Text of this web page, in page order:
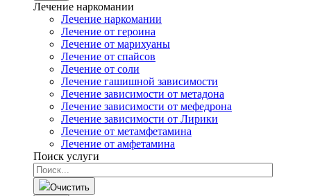
Лечение наркомании
Лечение наркомании
Лечение от героина
Лечение от марихуаны
Лечение от спайсов
Лечение от соли
Лечение гашишной зависимости
Лечение зависимости от метадона
Лечение зависимости от мефедрона
Лечение зависимости от Лирики
Лечение от метамфетамина
Лечение от амфетамина
Поиск услуги
Очистить